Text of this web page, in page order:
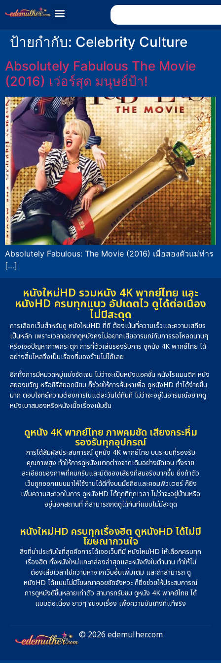
ป้ายกำกับ: Celebrity Culture
Absolutely Fabulous The Movie
(2016) เว่อร์สุด มนุษย์ป้า!
Absolutely Fabulous: The Movie (2016) เมื่อสองตัวแม่ทำร
[…]
หนังใหม่HD รวมหนัง 4K พากย์ไทย และ
หนังHD ครบทุกแนว อัปเดตไว ดูได้ต่อเนื่อง
ไม่มีสะดุด
การเลือกเว็บสำหรับดู หนังใหม่HD ที่ดี ต้องเน้นที่ความเร็วและความเสถียร
เป็นหลัก เพราะเวลาอยากดูหนังคงไม่อยากเสียอารมณ์กับการรอโหลดนานๆ
หรือเจอปัญหาภาพกระตุก การที่ตัวเล่นรองรับการ ดูหนัง 4K พากย์ไทย ได้
อย่างลื่นไหลจึงเป็นเรื่องที่มองข้ามไม่ได้เลย
อีกทั้งการมีหมวดหมู่แบ่งชัดเจน ไม่ว่าจะเป็นหนังแอคชั่น หนังโรแมนติก หนัง
สยองขวัญ หรือซีรีส์ยอดนิยม ก็ช่วยให้การค้นหาเพื่อ ดูหนังHD ทำได้ง่ายขึ้น
มาก ตอบโจทย์ความต้องการในแต่ละวันได้ทันที ไม่ว่าจะอยู่ในอารมณ์อยากดู
หนังเบาสมองหรือหนังเนื้อเรื่องเข้มข้น
ดูหนัง 4K พากย์ไทย ภาพคมชัด เสียงกระหึ่ม
รองรับทุกอุปกรณ์
การได้สัมผัสประสบการณ์ ดูหนัง 4K พากย์ไทย บนระบบที่รองรับ
คุณภาพสูง ทำให้การดูหนังแตกต่างจากเดิมอย่างชัดเจน ทั้งราย
ละเอียดของภาพที่คมกริบและมิติของเสียงที่สมจริงมากขึ้น ยิ่งถ้าตัว
เว็บถูกออกแบบมาให้ใช้งานได้ดีทั้งบนมือถือและคอมพิวเตอร์ ก็ยิ่ง
เพิ่มความสะดวกในการ ดูหนังHD ได้ทุกที่ทุกเวลา ไม่ว่าจะอยู่บ้านหรือ
อยู่นอกสถานที่ ก็สามารถกดดูได้ทันทีแบบไม่มีสะดุด
หนังใหม่HD ครบทุกเรื่องฮิต ดูหนังHD ได้ไม่มี
โฆษณากวนใจ
สิ่งที่น่าประทับใจที่สุดคือการได้เจอเว็บที่มี หนังใหม่HD ให้เลือกครบทุก
เรื่องฮิต ทั้งหนังใหม่แกะกล่องล่าสุดและหนังดังในตำนาน ทำให้ไม่
ต้องเสียเวลาไปควานหาจากเว็บอื่นเพิ่มเติม และถ้าสามารถ ดู
หนังHD ได้แบบไม่มีโฆษณาคอยขัดจังหวะ ก็ยิ่งช่วยให้ประสบการณ์
การดูหนังดีขึ้นหลายเท่าตัว สามารถรับชม ดูหนัง 4K พากย์ไทย ได้
แบบต่อเนื่อง ยาวๆ จนจบเรื่อง เพื่อความบันเทิงที่แท้จริง
© 2026 edemulher.com